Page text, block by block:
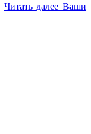
Читать далееВаши